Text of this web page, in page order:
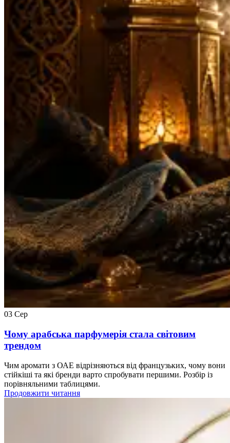
03 Сер
Чому арабська парфумерія стала світовим
трендом
Чим аромати з ОАЕ відрізняються від французьких, чому вони
стійкіші та які бренди варто спробувати першими. Розбір із
порівняльними таблицями.
Продовжити читання